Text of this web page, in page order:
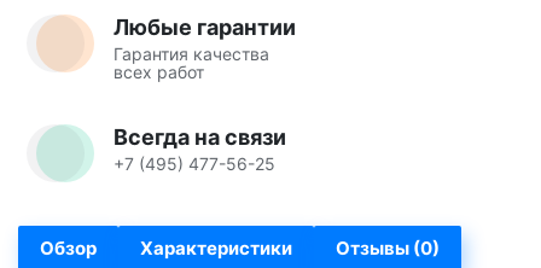
Любые гарантии
Гарантия качества
всех работ
Всегда на связи
+7 (495) 477-56-25
Обзор Характеристики Отзывы (0)